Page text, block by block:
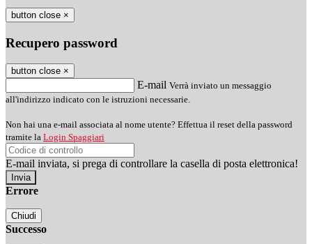
button close ×
Recupero password
button close ×
E-mail Verrà inviato un messaggio
all'indirizzo indicato con le istruzioni necessarie.
Non hai una e-mail associata al nome utente? Effettua il reset della password
tramite la Login Spaggiari
E-mail inviata, si prega di controllare la casella di posta elettronica!
Errore
Chiudi
Successo